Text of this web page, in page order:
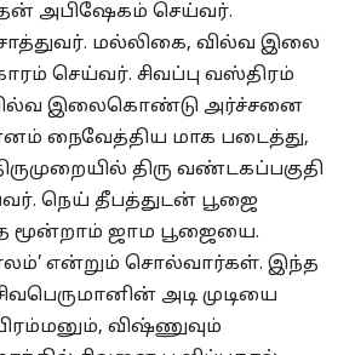
அபிஷேகம் செய்வர்.
மல்லிகை, வில்வ இலை
செய்வர். சிவப்பு வஸ்திரம்
இலைகொண்டு அர்ச்சனை
நைவேத்திய மாக படைத்து,
திரு வண்டகப்பகுதி
நெய் தீபத்துடன் பூஜை
மூன்றாம் ஜாம பூஜையை.
என்றும் சொல்வார்கள். இந்த
அடி முடியை
விஷ்ணுவும்